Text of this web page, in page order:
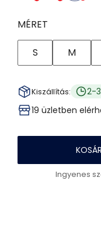
MÉRET
S M
Kiszállítás:
2-
19 üzletben
Ingyenes